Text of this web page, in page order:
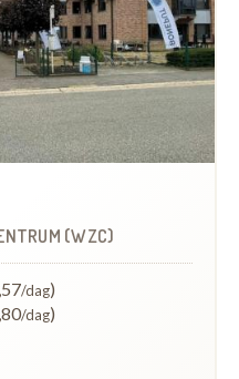
(WZC)
/dag)
/dag)